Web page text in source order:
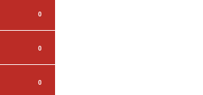
0
0
0